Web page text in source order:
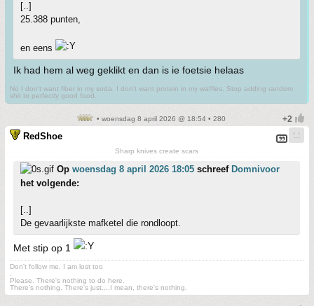
[..]
25.388 punten,
en eens
Ik had hem al weg geklikt en dan is ie foetsie helaas
No I don't want fiber in my soda. I don't want protein in my waffles. Stop adding random
shit to perfectly good food.
• woensdag 8 april 2026 @ 18:54 • 280
RedShoe
Sharp knives create scars
Op woensdag 8 april 2026 18:05 schreef Domnivoor
het volgende:
[..]
De gevaarlijkste mafketel die rondloopt.
Met stip op 1
Don't follow me. I am lost too
Please. There's nothing to do here.
There's nothing. There's just....I mean, there's nothing.